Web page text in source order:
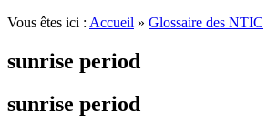
Vous êtes ici : Accueil » Glossaire des NTIC
sunrise period
sunrise period